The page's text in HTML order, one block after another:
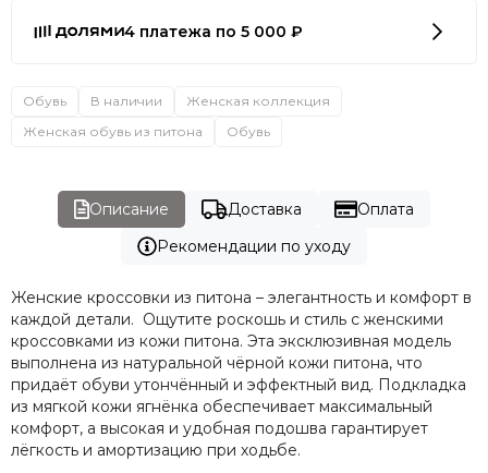
4 платежа по 5 000 ₽
Обувь В наличии
Женская коллекция
Женская обувь из питона
Обувь
Описание Доставка
Оплата
Рекомендации по уходу
Женские кроссовки из питона – элегантность и комфорт в
каждой детали. Ощутите роскошь и стиль с женскими
кроссовками из кожи питона. Эта эксклюзивная модель
выполнена из натуральной чёрной кожи питона, что
придаёт обуви утончённый и эффектный вид. Подкладка
из мягкой кожи ягнёнка обеспечивает максимальный
комфорт, а высокая и удобная подошва гарантирует
лёгкость и амортизацию при ходьбе.